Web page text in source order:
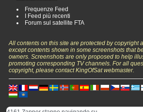
Frequenze Feed
I Feed più recenti
Forum sul satellite FTA
All contents on this site are protected by copyright
except contents shown in some screenshots that
owners. Screenshots are only proposed to help
promoting corresponding TV channels. For all
copyright, please contact KingOfSat webmaster.